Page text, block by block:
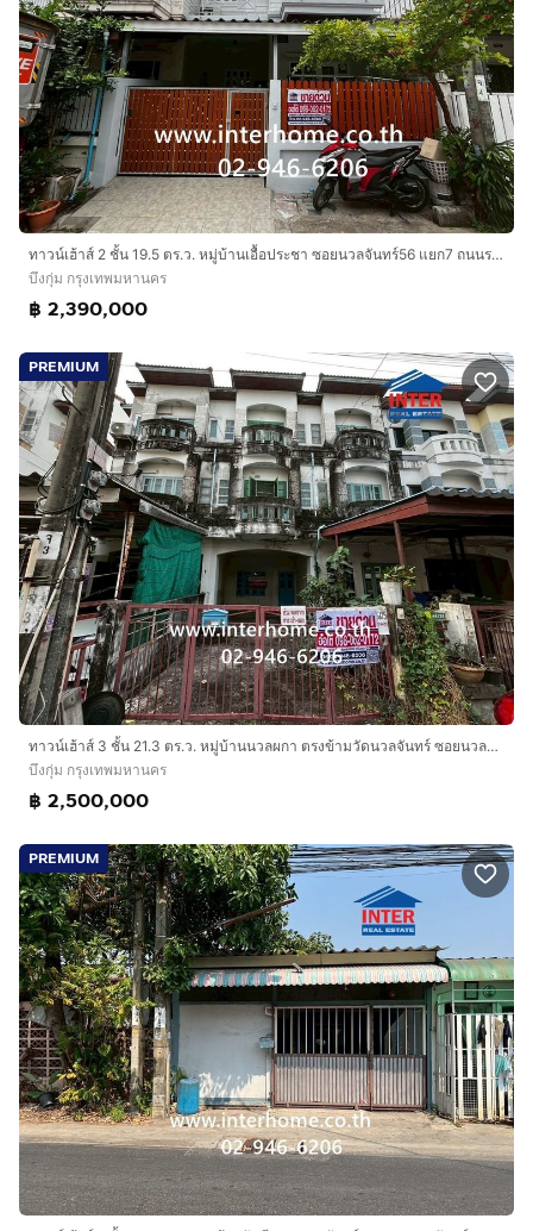
ทำเลดีสถานที่ใกล้เคียง :
~ ใกล้แฟชั่นไอส์แลนด์
~ ใกล้เดอะพรอมานาด
~ เซ็นทรัลอีสต์วิลล์
~ ตลาดเลียบด่วน
~ โลตัสสุขาภิบาล 1
~ แม็กแวลู่ นวมินทร์
~ เดอะคริสตัลรามอินทรา
~ โรงพยาบาลสินแพทย์
~ โรงพยาบาลนวเวช
~ วัดนวลจันทร์
~ บุญถาวร เกษตร-นวมินทร์
การเดินทางสะดวก :
เข้า-ออกได้ลายเส้นทาง
~ ถนนนวลจันทร์
~ ถนนนวมินทร์
~ ถนนรามอินทรา
~ ใกล้รถไฟฟ้าสายสีชมพู ( PK 23 )
~ ใกล้ทางด่วนเอกมัยรามอินทรา เพียง 5 นาที
บริษัท อินเตอร์โฮม เรียลตี้ เอสเตท จำกัด
Interhome Realty Estate
www.interhome.co.th
โทร.กดเพื่อดูเบอร์โทร xxxxxx206
https://www.interhome.co.th/propertydetail.php?
propcode=68004
ทาวน์เฮ้าส์ 2 ชั้น 19.5 ตร.ว. หมู่บ้านเอื้อประชา ซอยนวลจันทร์56 แยก7 ถนนรามอินทรา ถนนนวลจันทร์ เขตบึงกุ่ม กรุงเทพมหานคร
บึงกุ่ม กรุงเทพมหานคร
฿ 2,390,000
PREMIUM
ทาวน์เฮ้าส์ 3 ชั้น 21.3 ตร.ว. หมู่บ้านนวลผกา ตรงข้ามวัดนวลจันทร์ ซอยนวลจันทร์31 ถนนนวลจันทร์31 เขตบึงกุ่ม กรุงเทพมหานคร
บึงกุ่ม กรุงเทพมหานคร
฿ 2,500,000
PREMIUM